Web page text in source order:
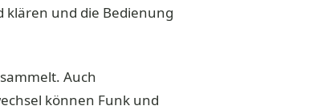
klären und die Bedienung
Auch
können Funk und